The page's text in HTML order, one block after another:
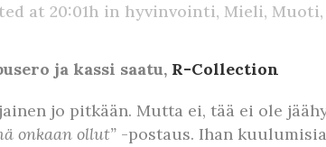
at 20:01h in hyvinvointi, Mieli, Muoti,
ja kassi saatu, R-Collection
jo pitkään. Mutta ei, tää ei ole
onkaan ollut” -postaus. Ihan